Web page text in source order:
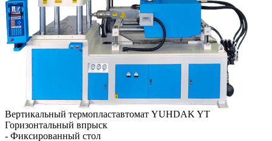
Вертикальный термопластавтомат YUHDAK YT
Горизонтальный впрыск
- Фиксированный стол